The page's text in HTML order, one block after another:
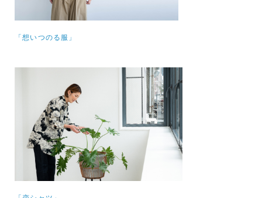
「想いつのる服」